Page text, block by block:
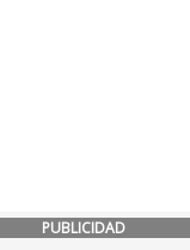
PUBLICIDAD